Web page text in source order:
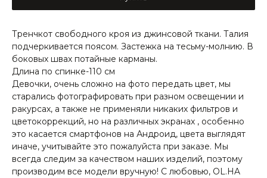
Тренчкот свободного кроя из джинсовой ткани. Талия
подчеркивается поясом. Застежка на тесьму-молнию. В
боковых швах потайные карманы.
Длина по спинке-110 см
Девочки, очень сложно на фото передать цвет, мы
старались фотографировать при разном освещении и
ракурсах, а также не применяли никаких фильтров и
цветокоррекций, но на различных экранах , особенно
это касается смартфонов на Андроид, цвета выглядят
иначе, учитывайте это пожалуйста при заказе. Мы
всегда следим за качеством наших изделий, поэтому
производим все модели вручную! С любовью, OL.HA